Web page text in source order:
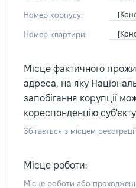
Номер корпусу:
Номер квартири:
Місце фактичного
адреса, на яку
запобігання корупції
кореспонденцію
Збігається з місцем реєстрації
Місце роботи:
Місце роботи або